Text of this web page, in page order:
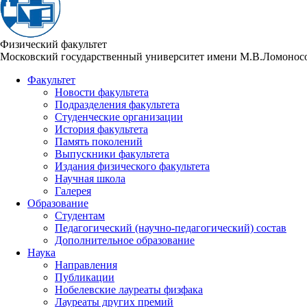
Физический факультет
Московский государственный университет имени
Факультет
Новости факультета
Подразделения факультета
Студенческие организации
История факультета
Память поколений
Выпускники факультета
Издания физического факультета
Научная школа
Галерея
Образование
Студентам
Педагогический (научно-педагогический) состав
Дополнительное образование
Наука
Направления
Публикации
Нобелевские лауреаты физфака
Лауреаты других премий